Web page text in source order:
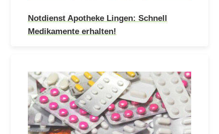
Notdienst Apotheke Lingen: Schnell
Medikamente erhalten!